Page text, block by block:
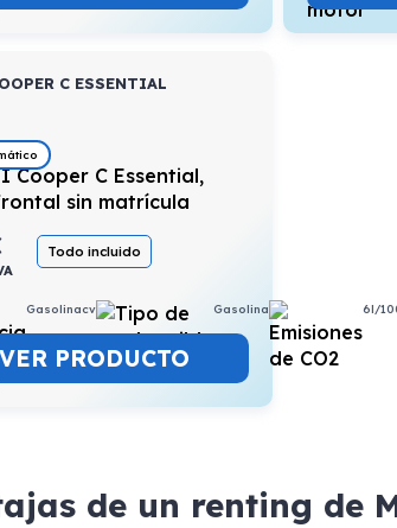
C ESSENTIAL
Todo incluido
Gasolinacv Gasolina 6l/
VER PRODUCTO
de un renting de